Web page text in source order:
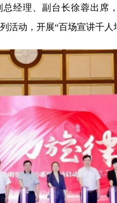
总经理、副台长徐蓉出席
活动，开展“百场宣讲千人